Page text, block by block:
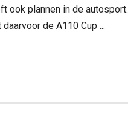
ook plannen in de autosport.
de A110 Cup ...